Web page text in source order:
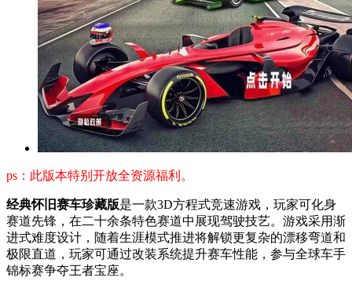
ps：此版本特别开放全资源福利。
经典怀旧赛车珍藏版是一款3D方程式竞速游戏，玩家可化身
赛道先锋，在二十余条特色赛道中展现驾驶技艺。游戏采用渐
进式难度设计，随着生涯模式推进将解锁更复杂的漂移弯道和
极限直道，玩家可通过改装系统提升赛车性能，参与全球车手
锦标赛争夺王者宝座。